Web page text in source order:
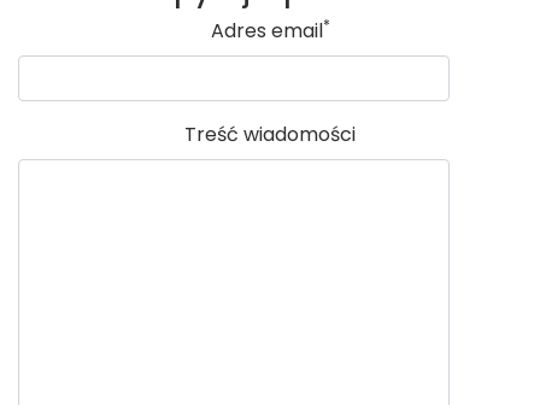
Adres email*
Treść wiadomości